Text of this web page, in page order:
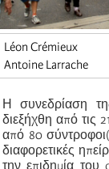
Léon Crémieux
Antoine Larrache
Η συνεδρίαση
διεξήχθη από τις
από 80
διαφορετικές
την επιδημία του